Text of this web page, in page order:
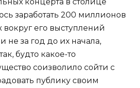
заработать 200 миллионов
его выступлений
не за год до их начала,
будто какое-то
соизволило сойти с
публику своим